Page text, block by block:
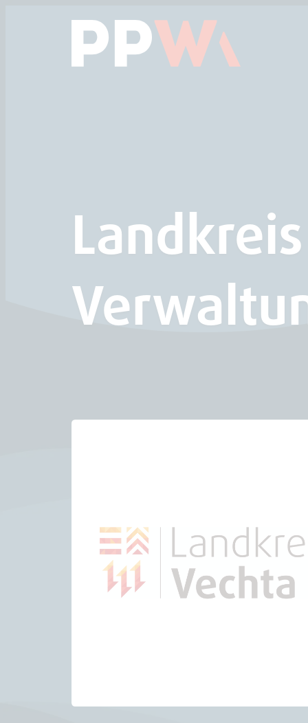
Das Hauptmenü anspringen
Zum Inhalt springen